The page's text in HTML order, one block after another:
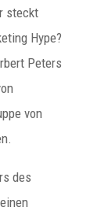
steckt
Hype?
Peters
von
des